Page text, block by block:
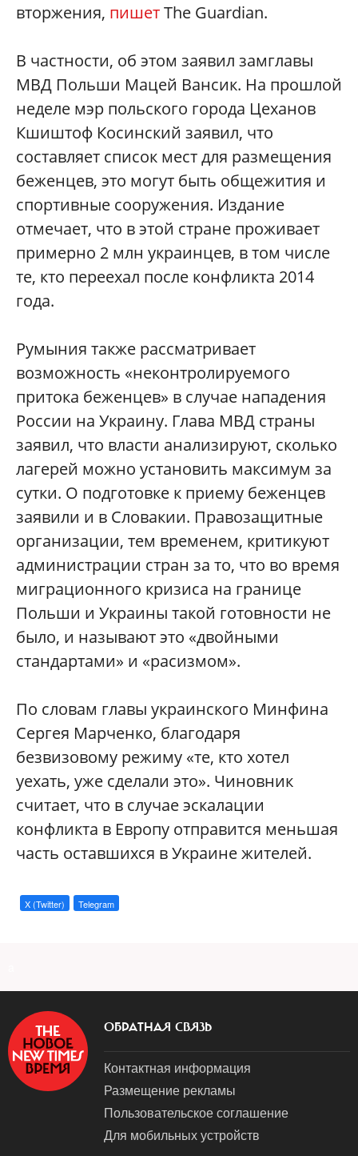
вторжения, пишетThe Guardian.
В частности, об этом заявил замглавы
МВД Польши Мацей Вансик. На прошлой
неделе мэр польского города Цеханов
Кшиштоф Косинский заявил, что
составляет список мест для размещения
беженцев, это могут быть общежития и
спортивные сооружения. Издание
отмечает, что в этой стране проживает
примерно 2 млн украинцев, в том числе
те, кто переехал после конфликта 2014
года.
Румыния также рассматривает
возможность «неконтролируемого
притока беженцев» в случае нападения
России на Украину. Глава МВД страны
заявил, что власти анализируют, сколько
лагерей можно установить максимум за
сутки. О подготовке к приему беженцев
заявили и в Словакии. Правозащитные
организации, тем временем, критикуют
администрации стран за то, что во время
миграционного кризиса на границе
Польши и Украины такой готовности не
было, и называют это «двойными
стандартами» и «расизмом».
По словам главы украинского Минфина
Сергея Марченко, благодаря
безвизовому режиму «те, кто хотел
уехать, уже сделали это». Чиновник
считает, что в случае эскалации
конфликта в Европу отправится меньшая
часть оставшихся в Украине жителей.
X (Twitter) Telegram
ОБРАТНАЯ СВЯЗЬ
Контактная информация
Размещение рекламы
Пользовательское соглашение
Для мобильных устройств